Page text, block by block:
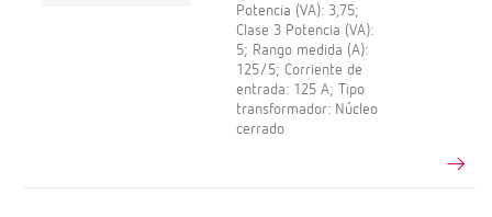
Potencia (VA): 3,75;
Clase 3 Potencia (VA):
5; Rango medida (A):
125/5; Corriente de
entrada: 125 A; Tipo
transformador: Núcleo
cerrado